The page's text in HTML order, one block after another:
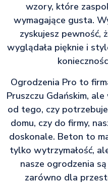
wzory, które
wymagające gusta.
zyskujesz pewność,
wyglądała pięknie i
Ogrodzenia Pro to
Pruszczu Gdańskim,
od tego, czy
domu, czy do firmy,
doskonale. Beton to
tylko wytrzymałość,
nasze ogrodzenia
zarówno dla